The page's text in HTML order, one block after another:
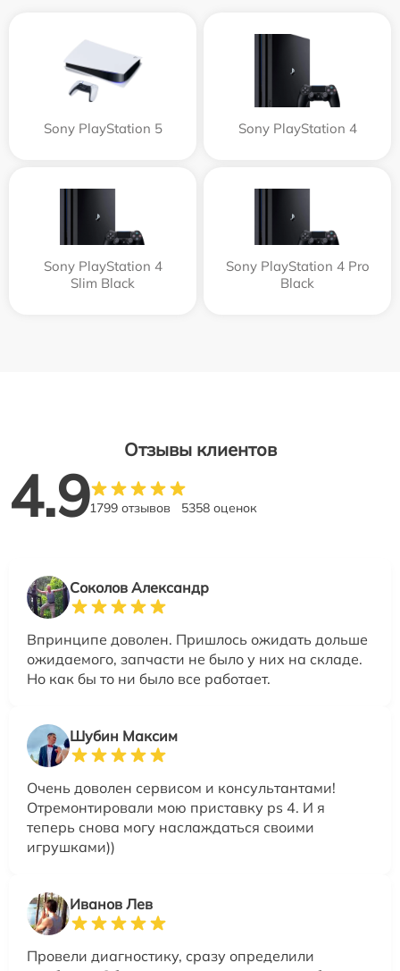
Sony PlayStation 5 Sony PlayStation 4
Sony PlayStation 4
Slim Black
Sony PlayStation 4 Pro
Black
Отзывы клиентов
4.91799 отзывов 5358 оценок
Соколов Александр
Впринципе доволен. Пришлось ожидать дольше
ожидаемого, запчасти не было у них на складе.
Но как бы то ни было все работает.
Шубин Максим
Очень доволен сервисом и консультантами!
Отремонтировали мою приставку ps 4. И я
теперь снова могу наслаждаться своими
игрушками))
Иванов Лев
Провели диагностику, сразу определили